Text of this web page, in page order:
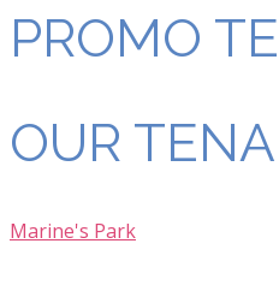
PROMO
OUR
Marine's Park